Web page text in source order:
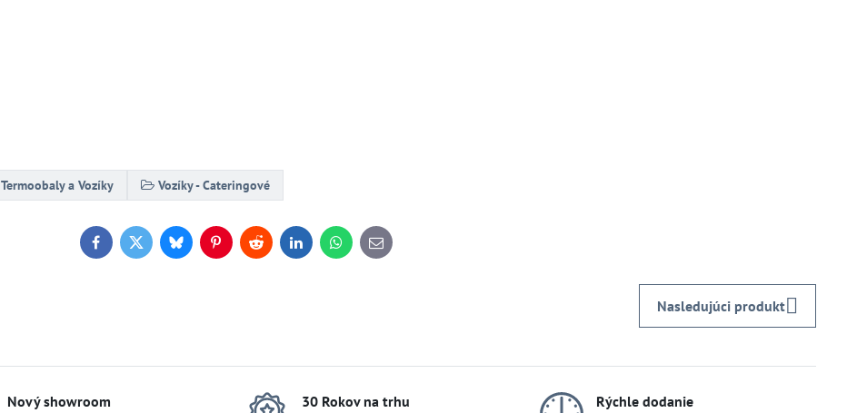
Termoobaly a Vozíky Vozíky - Cateringové
FacebookTwitterBlueskyPinterestRedditLinkedInWhatsApp
E-
mail
Nasledujúci produkt
Nový showroom 30 Rokov na trhu Rýchle dodanie